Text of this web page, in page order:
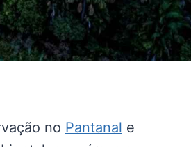
no Pantanal e